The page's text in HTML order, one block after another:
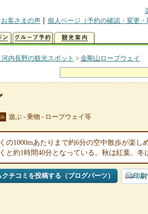
お客さまの声
個人ページ（予約の確認・変更・
内長野の観光スポット > 金剛山ロープウェイ
遊ぶ - 乗物 - ロープウェイ等
の1000mあたりまで約6分の空中散歩が楽
と約1時間40分となっている。秋は紅葉、冬
チコミを投稿する（ブログパーツ） 印刷